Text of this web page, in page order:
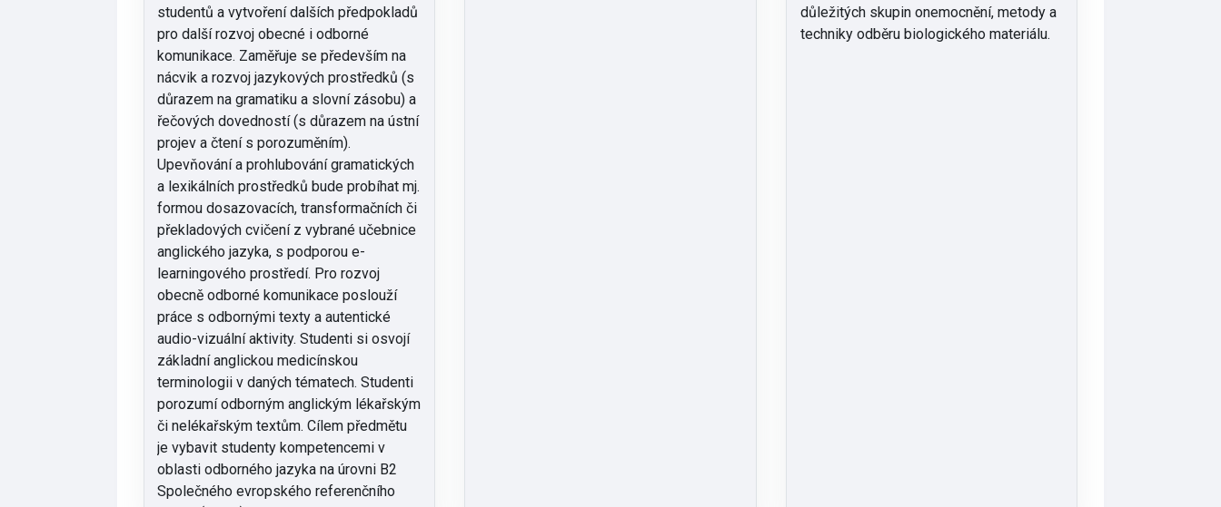
studentů a vytvoření dalších předpokladů
pro další rozvoj obecné i odborné
komunikace. Zaměřuje se především na
nácvik a rozvoj jazykových prostředků (s
důrazem na gramatiku a slovní zásobu) a
řečových dovedností (s důrazem na ústní
projev a čtení s porozuměním).
Upevňování a prohlubování gramatických
a lexikálních prostředků bude probíhat mj.
formou dosazovacích, transformačních či
překladových cvičení z vybrané učebnice
anglického jazyka, s podporou e-
learningového prostředí. Pro rozvoj
obecně odborné komunikace poslouží
práce s odbornými texty a autentické
audio-vizuální aktivity. Studenti si osvojí
základní anglickou medicínskou
terminologii v daných tématech. Studenti
porozumí odborným anglickým lékařským
či nelékařským textům. Cílem předmětu
je vybavit studenty kompetencemi v
oblasti odborného jazyka na úrovni B2
Společného evropského referenčního
důležitých skupin onemocnění, metody a
techniky odběru biologického materiálu.